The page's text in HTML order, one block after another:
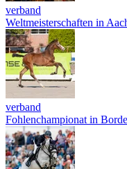
verband
Weltmeisterschaften in
verband
Fohlenchampionat in